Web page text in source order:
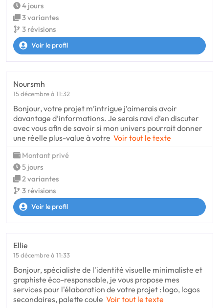
4 jours
3 variantes
3 révisions
Voir le profil
Noursmh
15 décembre à 11:32
Bonjour, votre projet m’intrigue j’aimerais avoir
davantage d’informations. Je serais ravi d’en discuter
avec vous afin de savoir si mon univers pourrait donner
une réelle plus-value à votre Voir tout le texte
Montant privé
5 jours
2 variantes
3 révisions
Voir le profil
Ellie
15 décembre à 11:33
Bonjour, spécialiste de l'identité visuelle minimaliste et
graphiste éco-responsable, je vous propose mes
services pour l'élaboration de votre projet : logo, logos
secondaires, palette coule Voir tout le texte